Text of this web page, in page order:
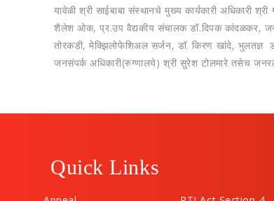
यावेळी श्री साईबाबा संस्‍थानचे मुख्‍य कार्यकारी अधिकारी
शैलेश ओक, प्र.उप वैद्यकीय संचालक डॉ.दिपक कांदळकर,
तोरकडी, मेक्झिलोफेशिअल सर्जन, डॉ. किरण खांदे, भुलतज्ञ
जनसंपर्क अधिकारी(रुग्‍णालये) श्री सुरेश टोलमारे तसेच
Quick Links